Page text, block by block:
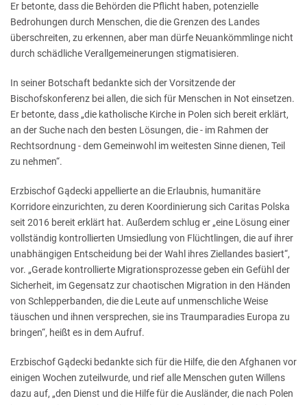
Er betonte, dass die Behörden die Pflicht haben, potenzielle
Bedrohungen durch Menschen, die die Grenzen des Landes
überschreiten, zu erkennen, aber man dürfe Neuankömmlinge nicht
durch schädliche Verallgemeinerungen stigmatisieren.
In seiner Botschaft bedankte sich der Vorsitzende der
Bischofskonferenz bei allen, die sich für Menschen in Not einsetzen.
Er betonte, dass „die katholische Kirche in Polen sich bereit erklärt,
an der Suche nach den besten Lösungen, die - im Rahmen der
Rechtsordnung - dem Gemeinwohl im weitesten Sinne dienen, Teil
zu nehmen“.
Erzbischof Gądecki appellierte an die Erlaubnis, humanitäre
Korridore einzurichten, zu deren Koordinierung sich Caritas Polska
seit 2016 bereit erklärt hat. Außerdem schlug er „eine Lösung einer
vollständig kontrollierten Umsiedlung von Flüchtlingen, die auf ihrer
unabhängigen Entscheidung bei der Wahl ihres Ziellandes basiert“,
vor. „Gerade kontrollierte Migrationsprozesse geben ein Gefühl der
Sicherheit, im Gegensatz zur chaotischen Migration in den Händen
von Schlepperbanden, die die Leute auf unmenschliche Weise
täuschen und ihnen versprechen, sie ins Traumparadies Europa zu
bringen“, heißt es in dem Aufruf.
Erzbischof Gądecki bedankte sich für die Hilfe, die den Afghanen vor
einigen Wochen zuteilwurde, und rief alle Menschen guten Willens
dazu auf, „den Dienst und die Hilfe für die Ausländer, die nach Polen